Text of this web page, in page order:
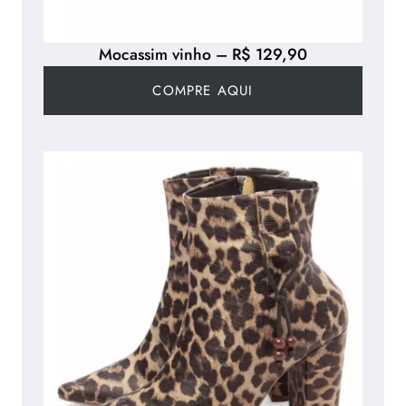
Mocassim vinho – R$ 129,90
COMPRE AQUI